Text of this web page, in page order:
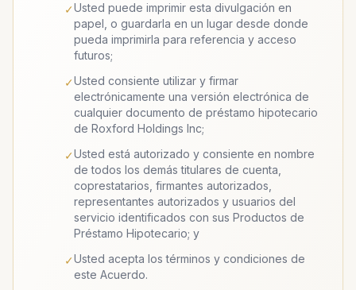
✓Usted puede imprimir esta divulgación en
papel, o guardarla en un lugar desde donde
pueda imprimirla para referencia y acceso
futuros;
✓Usted consiente utilizar y firmar
electrónicamente una versión electrónica de
cualquier documento de préstamo hipotecario
de Roxford Holdings Inc;
✓Usted está autorizado y consiente en nombre
de todos los demás titulares de cuenta,
coprestatarios, firmantes autorizados,
representantes autorizados y usuarios del
servicio identificados con sus Productos de
Préstamo Hipotecario; y
✓Usted acepta los términos y condiciones de
este Acuerdo.